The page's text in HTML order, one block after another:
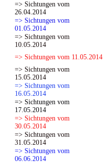
=> Sichtungen vom
26.04.2014
=> Sichtungen vom
01.05.2014
=> Sichtungen vom
10.05.2014
=> Sichtungen vom 11.05.2014
=> Sichtungen vom
15.05.2014
=> Sichtungen vom
16.05.2014
=> Sichtungen vom
17.05.2014
=> Sichtungen vom
30.05.2014
=> Sichtungen vom
31.05.2014
=> Sichtungen vom
06.06.2014